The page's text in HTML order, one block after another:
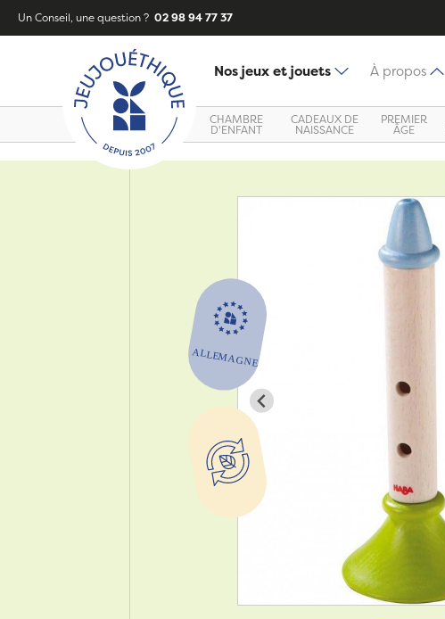
Un Conseil, une question ? 02 98 94 77 37
Nos jeux et jouets À propos
CHAMBRE
D'ENFANT
CADEAUX DE
NAISSANCE
PREMIER
ÂGE